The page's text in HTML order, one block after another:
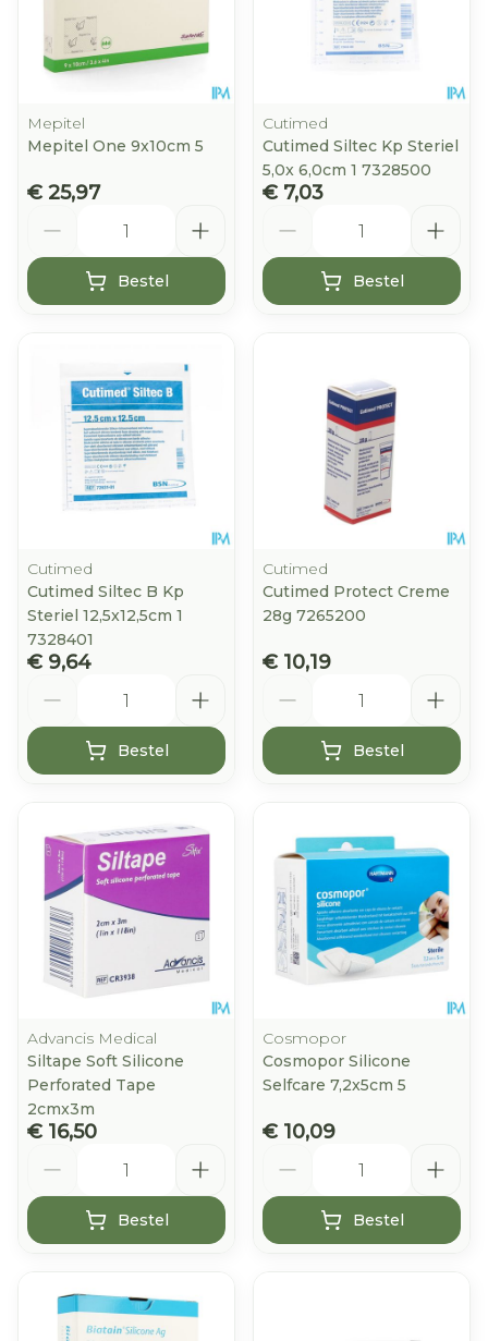
Mepitel
Mepitel One 9x10cm 5
€ 25,97
Bestel
Cutimed
Cutimed Siltec Kp Steriel
5,0x 6,0cm 1 7328500
€ 7,03
Bestel
Cutimed
Cutimed Siltec B Kp
Steriel 12,5x12,5cm 1
7328401
€ 9,64
Bestel
Cutimed
Cutimed Protect Creme
28g 7265200
€ 10,19
Bestel
Advancis Medical
Siltape Soft Silicone
Perforated Tape
2cmx3m
€ 16,50
Bestel
Cosmopor
Cosmopor Silicone
Selfcare 7,2x5cm 5
€ 10,09
Bestel